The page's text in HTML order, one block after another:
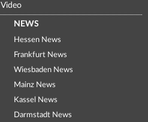
Video
NEWS
Hessen News
Frankfurt News
Wiesbaden News
Mainz News
Kassel News
Darmstadt News